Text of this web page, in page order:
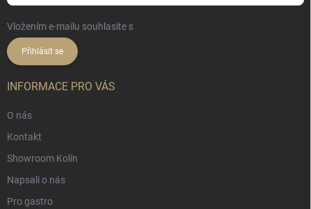
Vložením e-mailu souhlasíte s
Přihlásit se
INFORMACE PRO VÁS
O nás
Kontakt
Showroom Kolín
Napsali o nás
Pro gastro